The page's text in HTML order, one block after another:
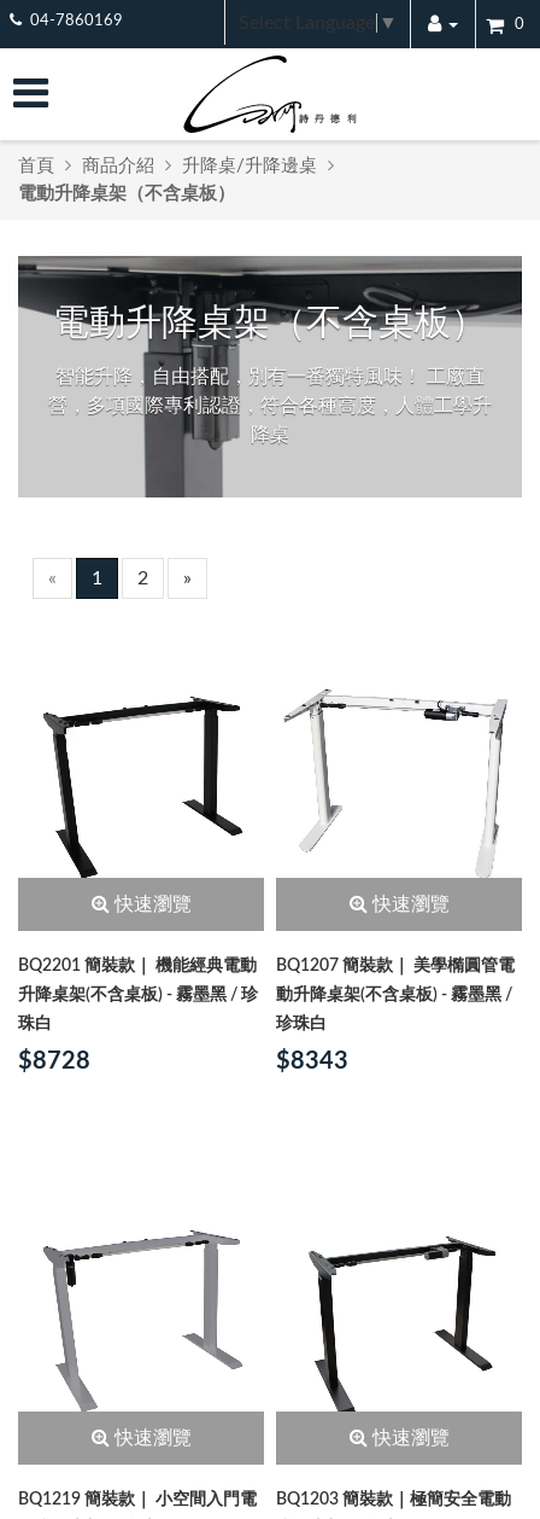
04-7860169 Select Language ▼ 0
首頁 商品介紹
升降桌/升降邊桌
電動升降桌架（不含桌板）
電動升降桌架（不含桌板）
智能升降，自由搭配，別有一番獨特風味！ 工廠直
營，多項國際專利認證，符合各種高度，人體工學升
降桌
« 1 2 »
快速瀏覽
BQ2201 簡裝款｜ 機能經典電動
升降桌架(不含桌板) - 霧墨黑 / 珍
珠白
$8728
快速瀏覽
BQ1207 簡裝款｜ 美學橢圓管電
動升降桌架(不含桌板) - 霧墨黑 /
珍珠白
$8343
快速瀏覽
BQ1219 簡裝款｜ 小空間入門電
快速瀏覽
BQ1203 簡裝款｜極簡安全電動